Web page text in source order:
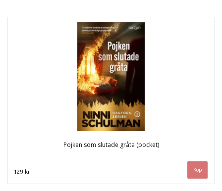
Pojken som slutade gråta (pocket)
129 kr